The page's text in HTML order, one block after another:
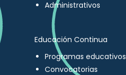
Administrativos
Educación Continua
Programas educativos
Convocatorias